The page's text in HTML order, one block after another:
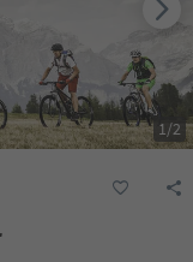
1/2